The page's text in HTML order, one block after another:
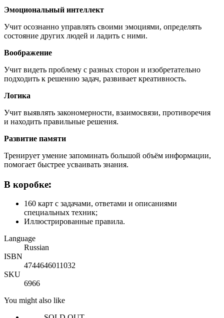
Эмоциональный интеллект
Учит осознанно управлять своими эмоциями, определять
состояние других людей и ладить с ними.
Воображение
Учит видеть проблему с разных сторон и изобретательно
подходить к решению задач, развивает креативность.
Логика
Учит выявлять закономерности, взаимосвязи, противоречия
и находить правильные решения.
Развитие памяти
Тренирует умение запоминать большой объём информации,
помогает быстрее усваивать знания.
В коробке:
160 карт с задачами, ответами и описаниями
специальных техник;
Иллюстрированные правила.
Language
Russian
ISBN
4744646011032
SKU
6966
You might also like